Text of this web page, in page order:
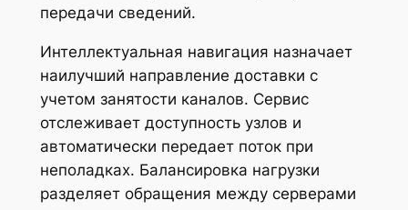
передачи сведений.
Интеллектуальная навигация назначает
наилучший направление доставки с
учетом занятости каналов. Сервис
отслеживает доступность узлов и
автоматически передает поток при
неполадках. Балансировка нагрузки
разделяет обращения между серверами